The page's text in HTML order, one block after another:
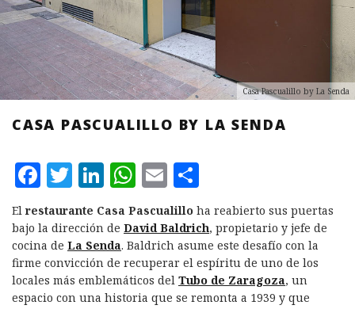
Casa Pascualillo by La Senda
CASA PASCUALILLO BY LA SENDA
F
a
c
e
b
o
T
w
it
te
r
L
i
n
k
e
d
W
h
at
s
A
p
E
m
ai
l
o
m
p
a
rt
El restaurante Casa Pascualillo ha reabierto sus puertas
bajo la dirección de David Baldrich, propietario y jefe de
cocina de La Senda. Baldrich asume este desafío con la
firme convicción de recuperar el espíritu de uno de los
locales más emblemáticos del Tubo de Zaragoza, un
espacio con una historia que se remonta a 1939 y que